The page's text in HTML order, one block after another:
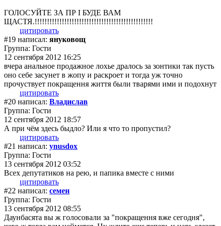
ГОЛОСУЙТЕ ЗА ПР І БУДЕ ВАМ
ЩАСТЯ.!!!!!!!!!!!!!!!!!!!!!!!!!!!!!!!!!!!!!!!!!!!!!!!!
цитировать
#19 написал: януковощ
Группа: Гости
12 сентября 2012 16:25
вчера анальное продажное лохье дралось за зонтики так пусть
оно себе засунет в жопу и раскроет и тогда уж точно
прочуствует покращення життя были тварями ими и подохнут
цитировать
#20 написал: Владислав
Группа: Гости
12 сентября 2012 18:57
А при чём здесь быдло? Или я что то пропустил?
цитировать
#21 написал: ynusdox
Группа: Гости
13 сентября 2012 03:52
Всех депутатиков на рею, и папика вместе с ними
цитировать
#22 написал: семен
Группа: Гости
13 сентября 2012 08:55
Даунбасята вы ж голосовали за "покращення вже сегодня",